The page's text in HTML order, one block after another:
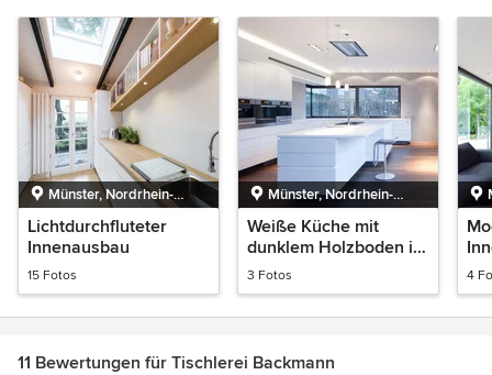
Münster, Nordrhein-
Westfalen
Lichtdurchfluteter
Innenausbau
15 Fotos
Münster, Nordrhein-
Westfalen
Weiße Küche mit
dunklem Holzboden in
Münster
3 Fotos 4
11 Bewertungen für Tischlerei Backmann